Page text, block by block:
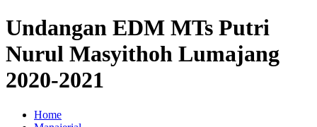
Undangan EDM MTs Putri
Nurul Masyithoh Lumajang
2020-2021
Home